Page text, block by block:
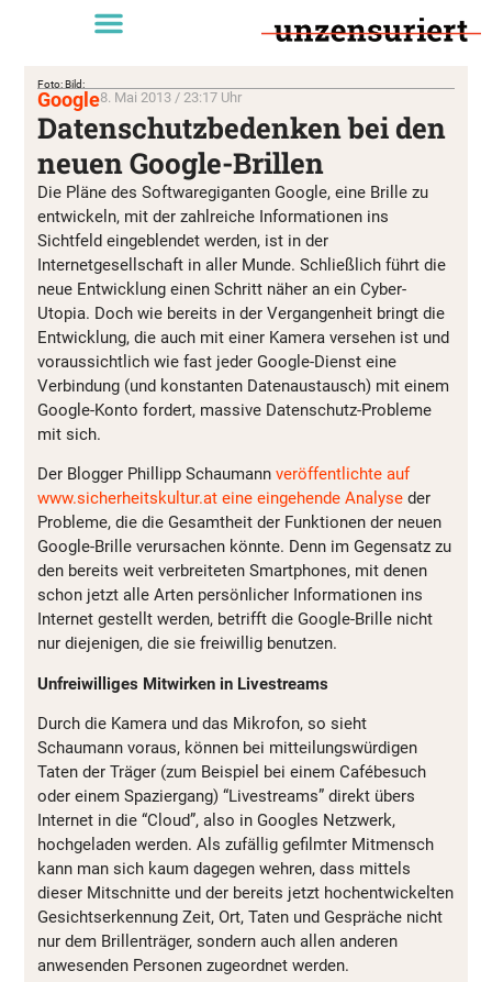
Foto: Bild:
Google8. Mai 2013 / 23:17 Uhr
Datenschutzbedenken bei den
neuen Google-Brillen
Die Pläne des Softwaregiganten Google, eine Brille zu
entwickeln, mit der zahlreiche Informationen ins
Sichtfeld eingeblendet werden, ist in der
Internetgesellschaft in aller Munde. Schließlich führt die
neue Entwicklung einen Schritt näher an ein Cyber-
Utopia. Doch wie bereits in der Vergangenheit bringt die
Entwicklung, die auch mit einer Kamera versehen ist und
voraussichtlich wie fast jeder Google-Dienst eine
Verbindung (und konstanten Datenaustausch) mit einem
Google-Konto fordert, massive Datenschutz-Probleme
mit sich.
Der Blogger Phillipp Schaumann veröffentlichte auf
www.sicherheitskultur.at eine eingehende Analyse der
Probleme, die die Gesamtheit der Funktionen der neuen
Google-Brille verursachen könnte. Denn im Gegensatz zu
den bereits weit verbreiteten Smartphones, mit denen
schon jetzt alle Arten persönlicher Informationen ins
Internet gestellt werden, betrifft die Google-Brille nicht
nur diejenigen, die sie freiwillig benutzen.
Unfreiwilliges Mitwirken in Livestreams
Durch die Kamera und das Mikrofon, so sieht
Schaumann voraus, können bei mitteilungswürdigen
Taten der Träger (zum Beispiel bei einem Cafébesuch
oder einem Spaziergang) “Livestreams” direkt übers
Internet in die “Cloud”, also in Googles Netzwerk,
hochgeladen werden. Als zufällig gefilmter Mitmensch
kann man sich kaum dagegen wehren, dass mittels
dieser Mitschnitte und der bereits jetzt hochentwickelten
Gesichtserkennung Zeit, Ort, Taten und Gespräche nicht
nur dem Brillenträger, sondern auch allen anderen
anwesenden Personen zugeordnet werden.